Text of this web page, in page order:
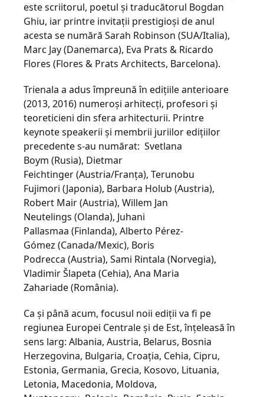
este scriitorul, poetul și traducătorul Bogdan
Ghiu, iar printre invitații prestigioși de anul
acesta se numără Sarah Robinson (SUA/Italia),
Marc Jay (Danemarca), Eva Prats & Ricardo
Flores (Flores & Prats Architects, Barcelona).
Trienala a adus împreună în edițiile anterioare
(2013, 2016) numeroși arhitecți, profesori și
teoreticieni din sfera arhitecturii. Printre
keynote speakerii și membrii juriilor edițiilor
precedente s-au numărat: Svetlana
Boym (Rusia), Dietmar
Feichtinger (Austria/Franța), Terunobu
Fujimori (Japonia), Barbara Holub (Austria),
Robert Mair (Austria), Willem Jan
Neutelings (Olanda), Juhani
Pallasmaa (Finlanda), Alberto Pérez-
Gómez (Canada/Mexic), Boris
Podrecca (Austria), Sami Rintala (Norvegia),
Vladimir Šlapeta (Cehia), Ana Maria
Zahariade (România).
Ca și până acum, focusul noii ediții va fi pe
regiunea Europei Centrale și de Est, înțeleasă în
sens larg: Albania, Austria, Belarus, Bosnia
Herzegovina, Bulgaria, Croația, Cehia, Cipru,
Estonia, Germania, Grecia, Kosovo, Lituania,
Letonia, Macedonia, Moldova,